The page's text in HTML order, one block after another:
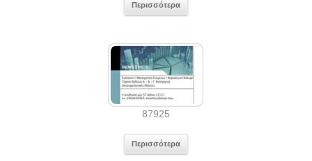
Περισσότερα
87925
Περισσότερα